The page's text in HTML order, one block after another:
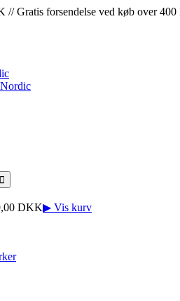
// Gratis forsendelse ved køb over
DKK▶ Vis kurv